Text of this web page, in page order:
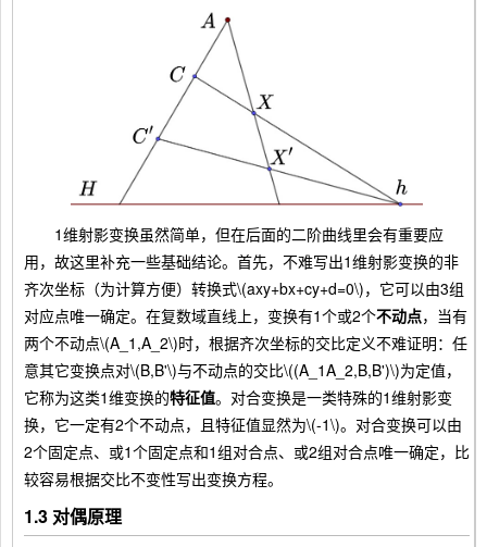
1维射影变换虽然简单，但在后面的二阶曲线里会有重要应
用，故这里补充一些基础结论。首先，不难写出1维射影变换的非
齐次坐标（为计算方便）转换式\(axy+bx+cy+d=0\)，它可以由3组
对应点唯一确定。在复数域直线上，变换有1个或2个不动点，当有
两个不动点\(A_1,A_2\)时，根据齐次坐标的交比定义不难证明：任
意其它变换点对\(B,B'\)与不动点的交比\((A_1A_2,B,B')\)为定值，
它称为这类1维变换的特征值。对合变换是一类特殊的1维射影变
换，它一定有2个不动点，且特征值显然为\(-1\)。对合变换可以由
2个固定点、或1个固定点和1组对合点、或2组对合点唯一确定，比
较容易根据交比不变性写出变换方程。
1.3 对偶原理